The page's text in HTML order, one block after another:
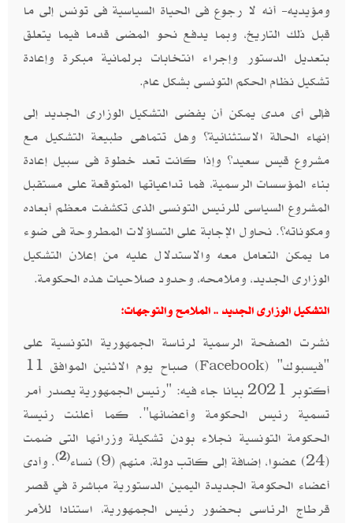
ومؤيديه- أنه لا رجوع فى الحياة السياسية فى تونس إلى ما
قبل ذلك التاريخ، وبما يدفع نحو المضى قدما فيما يتعلق
بتعديل الدستور وإجراء انتخابات برلمانية مبكرة وإعادة
تشكيل نظام الحكم التونسى بشكل عام.
فإلى أى مدى يمكن أن يفضى التشكيل الوزارى الجديد إلى
إنهاء الحالة الاستثنائية؟ وهل تتماهى طبيعة التشكيل مع
مشروع قيس سعيد؟ وإذا كانت تعد خطوة فى سبيل إعادة
بناء المؤسسات الرسمية، فما تداعياتها المتوقعة على مستقبل
المشروع السياسى للرئيس التونسى الذى تكشفت معظم أبعاده
ومكوناته؟. نحاول الإجابة على التساؤلات المطروحة فى ضوء
ما يمكن التعامل معه والاستدلال عليه من إعلان التشكيل
الوزارى الجديد، وملامحه، وحدود صلاحيات هذه الحكومة.
التشكيل الوزارى الجديد .. الملامح والتوجهات:
نشرت الصفحة الرسمية لرئاسة الجمهورية التونسية على
"فيسبوك" (Facebook
) صباح يوم الاثنين الموافق 11
أكتوبر 2021 بيانا جاء فيه: "رئيس الجمهورية يصدر أمر
تسمية رئيس الحكومة وأعضائها". كما أعلنت رئيسة
الحكومة التونسية نجلاء بودن تشكيلة وزرائها التى ضمت
(24) عضوا، إضافة إلى كاتب دولة، منهم (9) نساء
(2)
. وأدى
أعضاء الحكومة الجديدة اليمين الدستورية مباشرة في قصر
قرطاج الرئاسى بحضور رئيس الجمهورية، استنادا للأمر